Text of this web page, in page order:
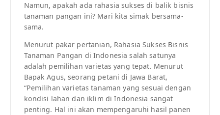
Namun, apakah ada rahasia sukses di balik bisnis
tanaman pangan ini? Mari kita simak bersama-
sama.
Menurut pakar pertanian, Rahasia Sukses Bisnis
Tanaman Pangan di Indonesia salah satunya
adalah pemilihan varietas yang tepat. Menurut
Bapak Agus, seorang petani di Jawa Barat,
“Pemilihan varietas tanaman yang sesuai dengan
kondisi lahan dan iklim di Indonesia sangat
penting. Hal ini akan mempengaruhi hasil panen